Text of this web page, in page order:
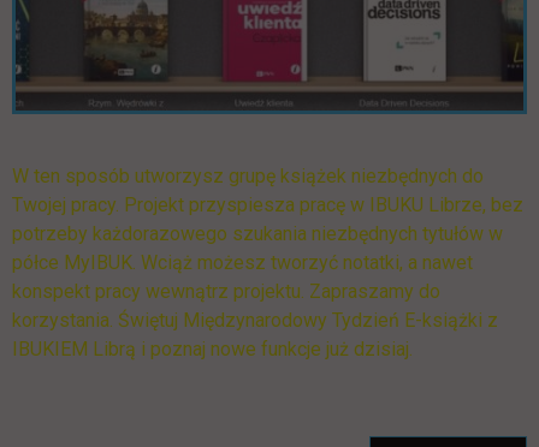
W ten sposób utworzysz grupę książek niezbędnych do
Twojej pracy. Projekt przyspiesza pracę w IBUKU Librze, bez
potrzeby każdorazowego szukania niezbędnych tytułów w
półce MyIBUK. Wciąż możesz tworzyć notatki, a nawet
konspekt pracy wewnątrz projektu. Zapraszamy do
korzystania. Świętuj Międzynarodowy Tydzień E-książki z
IBUKIEM Librą i poznaj nowe funkcje już dzisiaj.